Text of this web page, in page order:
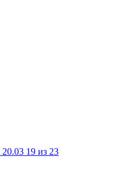
20.03 19 из 23